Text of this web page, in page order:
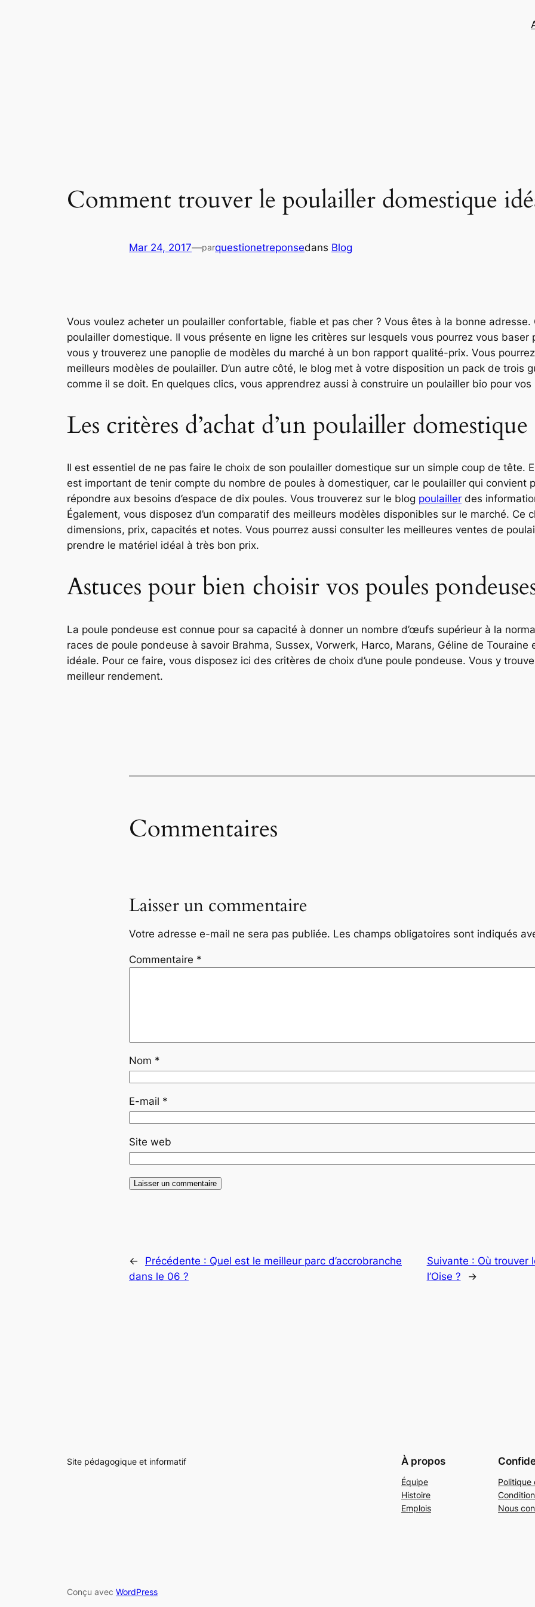
Comment trouver le poulailler domestique
Mar 24, 2017—parquestionetreponsedans Blog
Vous voulez acheter un poulailler confortable, fiable et pas cher ? Vous êtes à la bonne
poulailler domestique. Il vous présente en ligne les critères sur lesquels vous pourrez vous
vous y trouverez une panoplie de modèles du marché à un bon rapport qualité-prix. Vous
meilleurs modèles de poulailler. D’un autre côté, le blog met à votre disposition un pack de trois
comme il se doit. En quelques clics, vous apprendrez aussi à construire un poulailler bio pour vos
Les critères d’achat d’un poulailler domestique
Il est essentiel de ne pas faire le choix de son poulailler domestique sur un simple coup de tête.
est important de tenir compte du nombre de poules à domestiquer, car le poulailler qui convient
répondre aux besoins d’espace de dix poules. Vous trouverez sur le blog poulailler des
Également, vous disposez d’un comparatif des meilleurs modèles disponibles sur le marché.
dimensions, prix, capacités et notes. Vous pourrez aussi consulter les meilleures ventes de
prendre le matériel idéal à très bon prix.
Astuces pour bien choisir vos poules
La poule pondeuse est connue pour sa capacité à donner un nombre d’œufs supérieur à la
races de poule pondeuse à savoir Brahma, Sussex, Vorwerk, Harco, Marans, Géline de
idéale. Pour ce faire, vous disposez ici des critères de choix d’une poule pondeuse. Vous y
meilleur rendement.
Commentaires
Laisser un commentaire
Votre adresse e-mail ne sera pas publiée. Les champs obligatoires sont indiqués
Commentaire *
Nom *
E-mail *
Site web
← Précédente : Quel est le meilleur parc d’accrobranche
dans le 06 ?
Suivante : Où trouver
l’Oise ?
→
Site pédagogique et informatif À propos
Équipe
Histoire
Emplois
Politique
Nous
Conçu avec WordPress